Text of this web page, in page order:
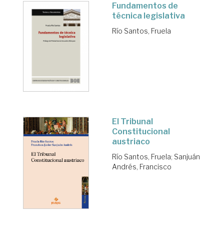
Fundamentos de
técnica legislativa
Río Santos, Fruela
El Tribunal
Constitucional
austriaco
Río Santos, Fruela; Sanjuán
Andrés, Francisco